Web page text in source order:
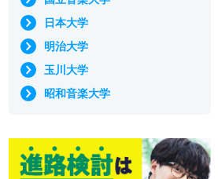
日本大学
明治大学
玉川大学
昭和音楽大学